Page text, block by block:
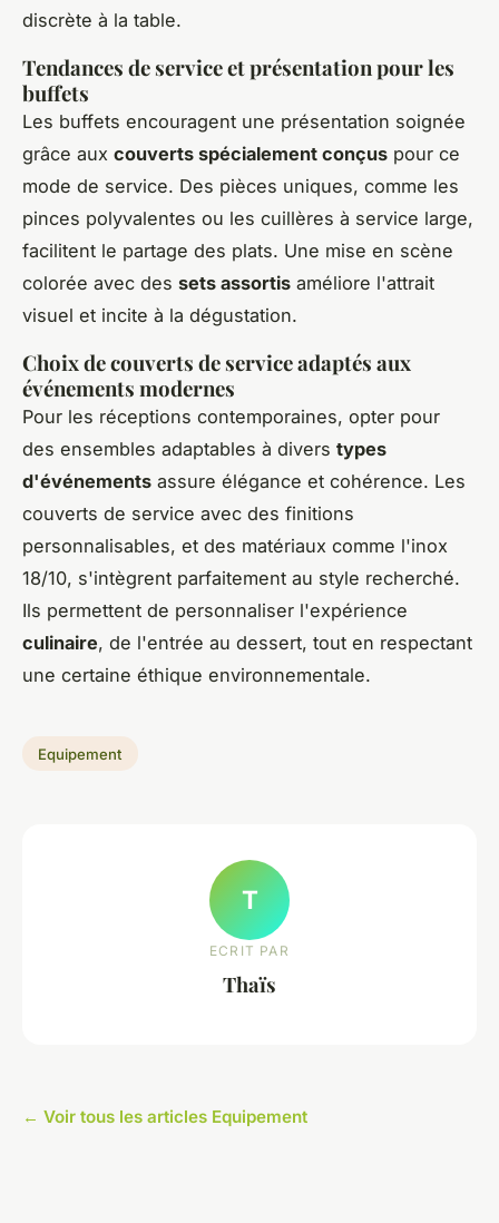
discrète à la table.
Tendances de service et présentation pour les
buffets
Les buffets encouragent une présentation soignée
grâce aux couverts spécialement conçus pour ce
mode de service. Des pièces uniques, comme les
pinces polyvalentes ou les cuillères à service large,
facilitent le partage des plats. Une mise en scène
colorée avec des sets assortis améliore l'attrait
visuel et incite à la dégustation.
Choix de couverts de service adaptés aux
événements modernes
Pour les réceptions contemporaines, opter pour
des ensembles adaptables à divers types
d'événements assure élégance et cohérence. Les
couverts de service avec des finitions
personnalisables, et des matériaux comme l'inox
18/10, s'intègrent parfaitement au style recherché.
Ils permettent de personnaliser l'expérience
culinaire, de l'entrée au dessert, tout en respectant
une certaine éthique environnementale.
Equipement
T
ECRIT PAR
Thaïs
← Voir tous les articles Equipement